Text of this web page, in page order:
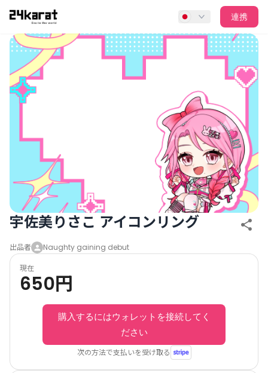
宇佐美りさこ アイコンリング
連携
宇佐美りさこ アイコンリング
出品者 Naughty gaining debut
現在
650円
購入するにはウォレットを接続してく
ださい
次の方法で支払いを受け取る